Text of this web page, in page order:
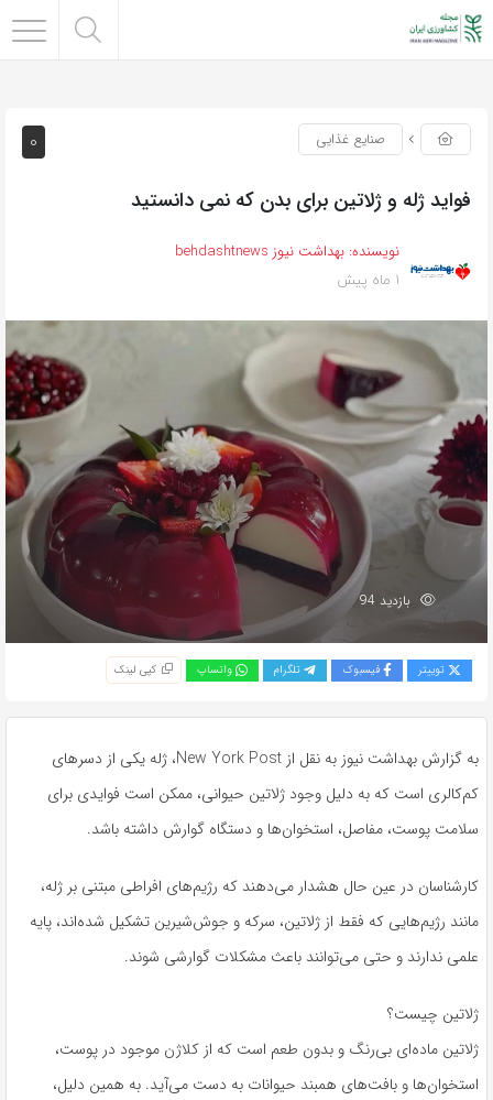
0 صنایع غذایی
فواید ژله و ژلاتین برای بدن که نمی دانستید
نویسنده: بهداشت نیوز behdashtnews
1 ماه پیش
بازدید 94
توییتر فیسبوک تلگرام واتساپ کپی لینک
به گزارش بهداشت نیوز به نقل از New York Post، ژله یکی از دسرهای
کم‌کالری است که به دلیل وجود ژلاتین حیوانی، ممکن است فوایدی برای
سلامت پوست، مفاصل، استخوان‌ها و دستگاه گوارش داشته باشد.
کارشناسان در عین حال هشدار می‌دهند که رژیم‌های افراطی مبتنی بر ژله،
مانند رژیم‌هایی که فقط از ژلاتین، سرکه و جوش‌شیرین تشکیل شده‌اند، پایه
علمی ندارند و حتی می‌توانند باعث مشکلات گوارشی شوند.
ژلاتین چیست؟
ژلاتین ماده‌ای بی‌رنگ و بدون طعم است که از کلاژن موجود در پوست،
استخوان‌ها و بافت‌های همبند حیوانات به دست می‌آید. به همین دلیل،